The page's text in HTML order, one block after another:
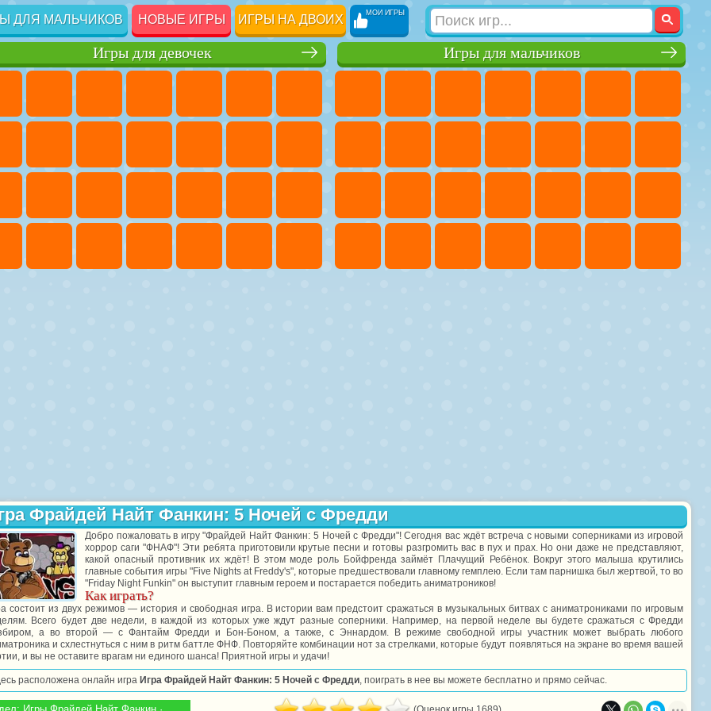
ДЛЯ МАЛЬЧИКОВ НОВЫЕ ИГРЫ ИГРЫ НА ДВОИХ МОИ ИГРЫ
Игры для мальчиков
Игры для девочек
Фрайдей Найт Фанкин: 5 Ночей с Фредди
Добро пожаловать в игру "Фрайдей Найт Фанкин: 5 Ночей с Фредди"! Сегодня вас ждёт встреча с новыми соперниками из игровой
хоррор саги "ФНАФ"! Эти ребята приготовили крутые песни и готовы разгромить вас в пух и прах. Но они даже не представляют,
какой опасный противник их ждёт! В этом моде роль Бойфренда займёт Плачущий Ребёнок. Вокруг этого малыша крутились
главные события игры "Five Nights at Freddy's", которые предшествовали главному гемплею. Если там парнишка был жертвой, то во
"Friday Night Funkin" он выступит главным героем и постарается победить аниматроников!
Как играть?
состоит из двух режимов — история и свободная игра. В истории вам предстоит сражаться в музыкальных битвах с аниматрониками по игровым
Всего будет две недели, в каждой из которых уже ждут разные соперники. Например, на первой неделе вы будете сражаться с Фредди
а во второй — с Фантайм Фредди и Бон-Боном, а также, с Эннардом. В режиме свободной игры участник может выбрать любого
и схлестнуться с ним в ритм баттле ФНФ. Повторяйте комбинации нот за стрелками, которые будут появляться на экране во время вашей
и вы не оставите врагам ни единого шанса! Приятной игры и удачи!
расположена онлайн игра Игра Фрайдей Найт Фанкин: 5 Ночей с Фредди, поиграть в нее вы можете бесплатно и прямо сейчас.